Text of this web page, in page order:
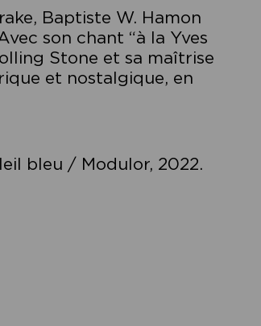
Baptiste W. Hamon
son chant “à la Yves
Stone et sa maîtrise
et nostalgique, en
bleu / Modulor, 2022.